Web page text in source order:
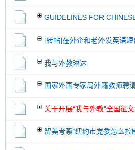
GUIDELINES FOR
[转帖]在外企和老外发英语
我与外教琳达
国家外国专家局外籍教师聘
关于开展“我与外教”全国征
留美考察“纽约市党委怎么控